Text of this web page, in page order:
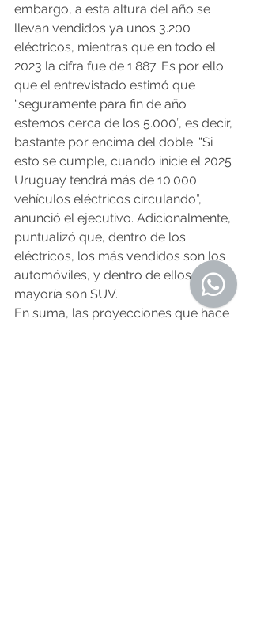
embargo, a esta altura del año se
llevan vendidos ya unos 3.200
eléctricos, mientras que en todo el
2023 la cifra fue de 1.887. Es por ello
que el entrevistado estimó que
“seguramente para fin de año
estemos cerca de los 5.000”, es decir,
bastante por encima del doble. “Si
esto se cumple, cuando inicie el 2025
Uruguay tendrá más de 10.000
vehículos eléctricos circulando”,
anunció el ejecutivo. Adicionalmente,
puntualizó que, dentro de los
eléctricos, los más vendidos son los
automóviles, y dentro de ellos la
mayoría son SUV.
En suma, las proyecciones que hace